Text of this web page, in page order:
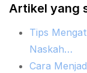
Artikel yang
Tips
Naskah…
Cara